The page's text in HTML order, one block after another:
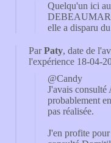
Quelqu'un ici
elle a disparu
ParPaty, date de
l'expérience 18-04-
@Candy
J'avais consulté
probablement
pas réalisée.
J'en profite